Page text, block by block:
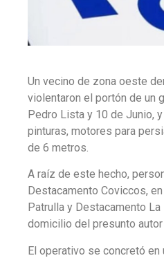
Un vecino de zona oeste
violentaron el portón de un
Pedro Lista y 10 de Junio,
pinturas, motores para
de 6 metros.
A raíz de este hecho,
Destacamento Coviccos,
Patrulla y Destacamento La
domicilio del presunto autor
El operativo se concretó en